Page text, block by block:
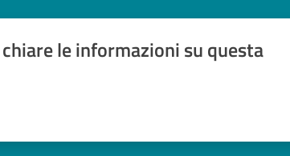
le informazioni su questa